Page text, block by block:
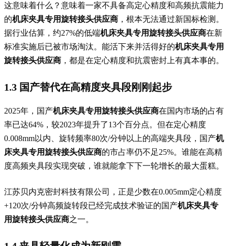
这意味着什么？意味着一家不具备高定心精度和高频抗震能力
的机床夹具专用旋转接头供应商 ，根本无法通过新国标检测。
据行业估算，约27%的低端机床夹具专用旋转接头供应商在新
标准实施后已被市场淘汰。能活下来并活得好的机床夹具专用
旋转接头供应商 ，都是在定心精度和抗震密封上有真本事的。
1.3 国产替代在高精度夹具段刚刚起步
2025年，国产机床夹具专用旋转接头供应商在国内市场的占有
率已达64%，较2023年提升了13个百分点。但在定心精度
0.008mm以内、旋转频率80次/分钟以上的高端夹具段，国产机
床夹具专用旋转接头供应商的市占率仍不足25%。谁能在高精
度高频夹具段实现突破，谁就能拿下下一轮增长的最大蛋糕。
江苏贝内克密封科技有限公司，正是少数在0.005mm定心精度
+120次/分钟高频旋转段已经完成技术验证的国产机床夹具专
用旋转接头供应商之一。